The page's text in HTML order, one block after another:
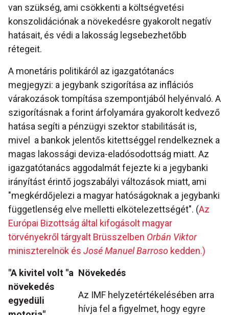
van szükség, ami csökkenti a költségvetési
konszolidációnak a növekedésre gyakorolt negatív
hatásait, és védi a lakosság legsebezhetőbb
rétegeit.
A monetáris politikáról az igazgatótanács
megjegyzi: a jegybank szigorítása az inflációs
várakozások tompítása szempontjából helyénvaló. A
szigorításnak a forint árfolyamára gyakorolt kedvező
hatása segíti a pénzügyi szektor stabilitását is,
mivel a bankok jelentős kitettséggel rendelkeznek a
magas lakossági deviza-eladósodottság miatt. Az
igazgatótanács aggodalmát fejezte ki a jegybanki
irányítást érintő jogszabályi változások miatt, ami
"megkérdőjelezi a magyar hatóságoknak a jegybanki
függetlenség elve melletti elkötelezettségét". (Az
Európai Bizottság által kifogásolt magyar
törvényekről tárgyalt Brüsszelben Orbán Viktor
miniszterelnök és José Manuel Barroso kedden.)
"A kivitel volt "a
növekedés
egyedüli
Növekedés
Az IMF helyzetértékelésében arra
hívja fel a figyelmet, hogy egyre